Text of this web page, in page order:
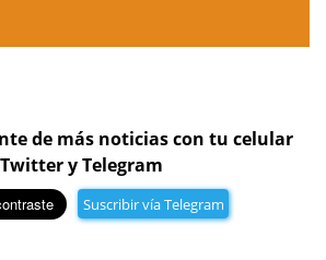
de más noticias con tu celular
y Telegram
Suscribir vía Telegram